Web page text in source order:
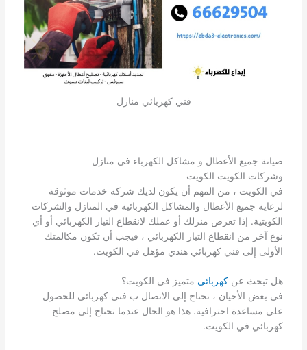
فني كهربائي منازل
صيانة جميع الأعطال و مشاكل الكهرباء في منازل
وشركات الكويت الكويت
في الكويت ، من المهم أن يكون لديك شركة خدمات موثوقة
لرعاية جميع الأعطال والمشاكل الكهربائية في المنازل والشركات
الكويتية. إذا تعرض منزلك أو عملك لانقطاع التيار الكهربائي أو أي
نوع آخر من انقطاع التيار الكهربائي ، فيجب أن تكون مكالمتك
الأولى إلى فني كهربائي هندي مؤهل في الكويت.
هل تبحث عن كهربائي متميز في الكويت؟
في بعض الأحيان ، نحتاج إلى الاتصال ب فني كهربائى للحصول
على مساعدة احترافية. هذا هو الحال عندما تحتاج إلى مصلح
كهربائي في الكويت.